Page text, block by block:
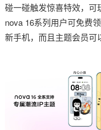
碰一碰触发惊喜特效，
nova 16系列用户可免费
新手机，而且主题会员可